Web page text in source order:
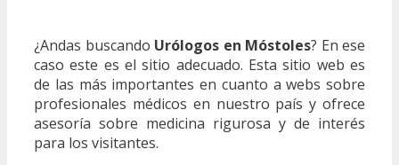
¿Andas buscando Urólogos en Móstoles? En ese
caso este es el sitio adecuado. Esta sitio web es
de las más importantes en cuanto a webs sobre
profesionales médicos en nuestro país y ofrece
asesoría sobre medicina rigurosa y de interés
para los visitantes.